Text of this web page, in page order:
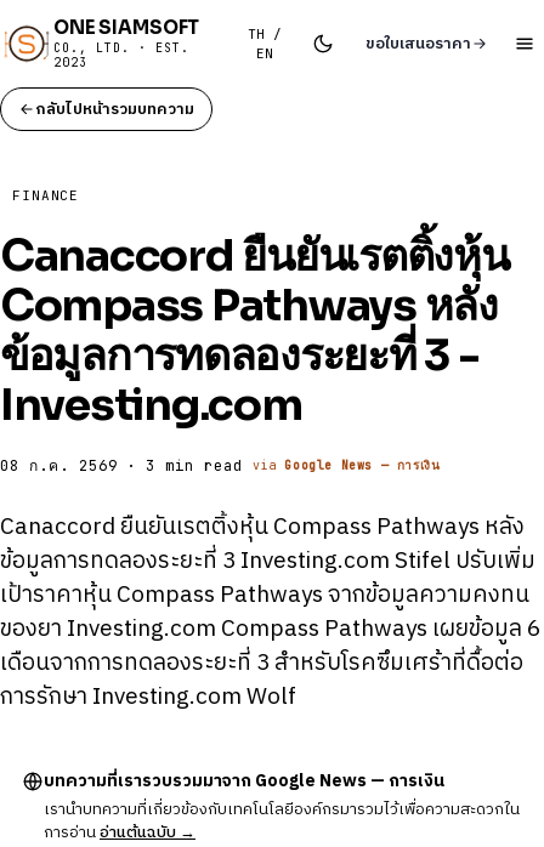
ONE SIAMSOFT
CO., LTD. · EST.
2023
TH /
EN
ขอใบเสนอราคา
กลับไปหน้ารวมบทความ
FINANCE
Canaccord ยืนยันเรตติ้งหุ้น
Compass Pathways หลัง
ข้อมูลการทดลองระยะที่ 3 -
Investing.com
08 ก.ค. 2569 · 3 min read viaGoogle News — การเงิน
Canaccord ยืนยันเรตติ้งหุ้น Compass Pathways หลัง
ข้อมูลการทดลองระยะที่ 3 Investing.com Stifel ปรับเพิ่ม
เป้าราคาหุ้น Compass Pathways จากข้อมูลความคงทน
ของยา Investing.com Compass Pathways เผยข้อมูล 6
เดือนจากการทดลองระยะที่ 3 สําหรับโรคซึมเศร้าที่ดื้อต่อ
การรักษา Investing.com Wolf
บทความที่เรารวบรวมมาจาก Google News — การเงิน
เรานำบทความที่เกี่ยวข้องกับเทคโนโลยีองค์กรมารวมไว้เพื่อความสะดวกใน
การอ่านอ่านต้นฉบับ →